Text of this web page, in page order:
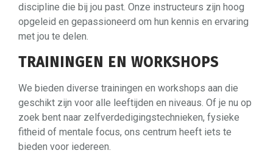
discipline die bij jou past. Onze instructeurs zijn hoog
opgeleid en gepassioneerd om hun kennis en ervaring
met jou te delen.
TRAININGEN EN WORKSHOPS
We bieden diverse trainingen en workshops aan die
geschikt zijn voor alle leeftijden en niveaus. Of je nu op
zoek bent naar zelfverdedigingstechnieken, fysieke
fitheid of mentale focus, ons centrum heeft iets te
bieden voor iedereen.